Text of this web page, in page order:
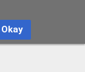
Okay